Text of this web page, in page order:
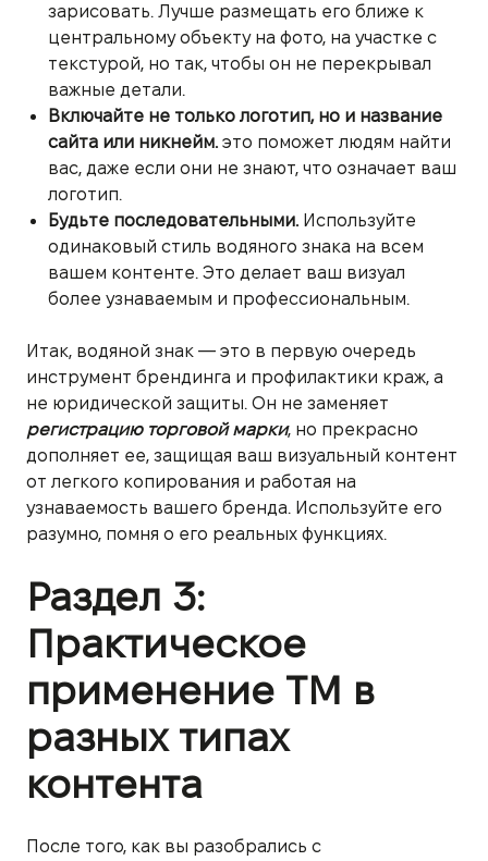
зарисовать. Лучше размещать его ближе к
центральному объекту на фото, на участке с
текстурой, но так, чтобы он не перекрывал
важные детали.
Включайте не только логотип, но и название
сайта или никнейм. это поможет людям найти
вас, даже если они не знают, что означает ваш
логотип.
Будьте последовательными. Используйте
одинаковый стиль водяного знака на всем
вашем контенте. Это делает ваш визуал
более узнаваемым и профессиональным.
Итак, водяной знак — это в первую очередь
инструмент брендинга и профилактики краж, а
не юридической защиты. Он не заменяет
регистрацию торговой марки, но прекрасно
дополняет ее, защищая ваш визуальный контент
от легкого копирования и работая на
узнаваемость вашего бренда. Используйте его
разумно, помня о его реальных функциях.
Раздел 3:
Практическое
применение ТМ в
разных типах
контента
После того, как вы разобрались с